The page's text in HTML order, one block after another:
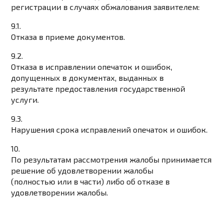
регистрации в случаях обжалования заявителем:
9.1.
Отказа в приеме документов.
9.2.
Отказа в исправлении опечаток и ошибок,
допущенных в документах, выданных в
результате предоставления государственной
услуги.
9.3.
Нарушения срока исправлений опечаток и ошибок.
10.
По результатам рассмотрения жалобы принимается
решение об удовлетворении жалобы
(полностью или в части) либо об отказе в
удовлетворении жалобы.